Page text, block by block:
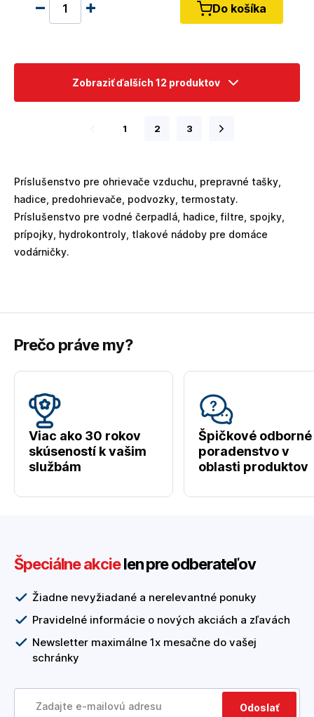
Do košíka
Zobraziť ďalších 12 produktov
1 2 3
Príslušenstvo pre ohrievače vzduchu, prepravné tašky,
hadice, predohrievače, podvozky, termostaty.
Príslušenstvo pre vodné čerpadlá, hadice, filtre, spojky,
prípojky, hydrokontroly, tlakové nádoby pre domáce
vodárničky.
Prečo práve my?
Viac ako 30 rokov
skúseností k vašim
službám
Špičkové odborné
poradenstvo v
oblasti produktov
Špeciálne akcielen pre odberateľov
Žiadne nevyžiadané a nerelevantné ponuky
Pravidelné informácie o nových akciách a zľavách
Newsletter maximálne 1x mesačne do vašej
schránky
Odoslať